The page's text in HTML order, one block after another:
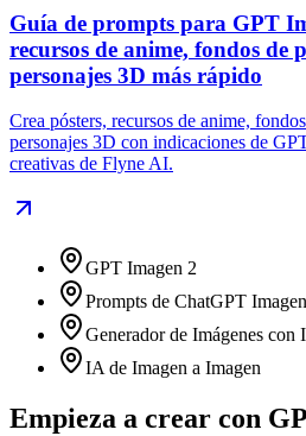
Guía de prompts para GPT
recursos de anime, fondos de
personajes 3D más rápido
Crea pósters, recursos de anime,
personajes 3D con indicaciones de
creativas de Flyne AI.
GPT Imagen 2
Prompts de ChatGPT
Generador de Imágenes con
IA de Imagen a Imagen
Empieza a crear con